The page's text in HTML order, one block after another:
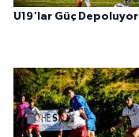
U19'lar Güç Depoluyor